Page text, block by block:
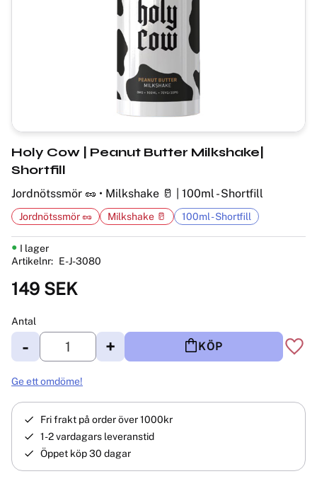
Holy Cow | Peanut Butter Milkshake|
Shortfill
Jordnötssmör 🥜 • Milkshake 🥛 | 100ml - Shortfill
149 SEK
Antal
+
- KÖP
I lager
Artikelnr
E-J-3080
Jordnötssmör 🥜 Milkshake 🥛 100ml - Shortfill
Ge ett omdöme!
Fri frakt på order över 1000kr
1-2 vardagars leveranstid
Öppet köp 30 dagar